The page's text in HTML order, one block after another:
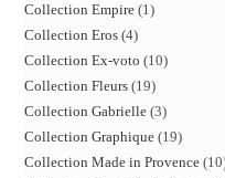
Collection Empire 1
Collection Eros 4
Collection Ex-voto 10
Collection Fleurs 19
Collection Gabrielle 3
Collection Graphique 19
Collection Made in Provence 10